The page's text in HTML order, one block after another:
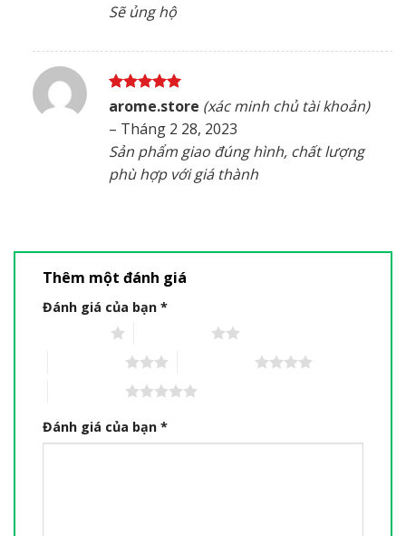
Sẽ ủng hộ
Được xếp
sao
arome.store (xác minh chủ tài khoản)
– Tháng 2 28, 2023
Sản phẩm giao đúng hình, chất lượng
phù hợp với giá thành
Thêm một đánh giá
Đánh giá của bạn *
Đánh giá của bạn *